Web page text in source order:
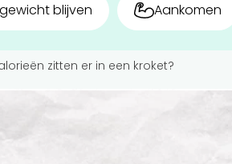
Gezond
blijven Aankomen
zitten er in een kroket?